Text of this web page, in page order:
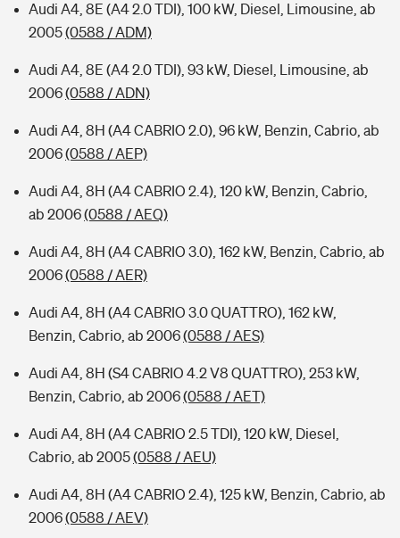
Audi A4, 8E (A4 2.0 TDI), 100 kW, Diesel, Limousine, ab
2005(0588 / ADM)
Audi A4, 8E (A4 2.0 TDI), 93 kW, Diesel, Limousine, ab
2006(0588 / ADN)
Audi A4, 8H (A4 CABRIO 2.0), 96 kW, Benzin, Cabrio, ab
2006(0588 / AEP)
Audi A4, 8H (A4 CABRIO 2.4), 120 kW, Benzin, Cabrio,
ab 2006(0588 / AEQ)
Audi A4, 8H (A4 CABRIO 3.0), 162 kW, Benzin, Cabrio, ab
2006(0588 / AER)
Audi A4, 8H (A4 CABRIO 3.0 QUATTRO), 162 kW,
Benzin, Cabrio, ab 2006(0588 / AES)
Audi A4, 8H (S4 CABRIO 4.2 V8 QUATTRO), 253 kW,
Benzin, Cabrio, ab 2006(0588 / AET)
Audi A4, 8H (A4 CABRIO 2.5 TDI), 120 kW, Diesel,
Cabrio, ab 2005(0588 / AEU)
Audi A4, 8H (A4 CABRIO 2.4), 125 kW, Benzin, Cabrio, ab
2006(0588 / AEV)